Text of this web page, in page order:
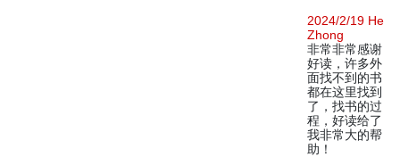
2024/2/19 He
Zhong
非常非常感谢
好读，许多外
面找不到的书
都在这里找到
了，找书的过
程，好读给了
我非常大的帮
助！